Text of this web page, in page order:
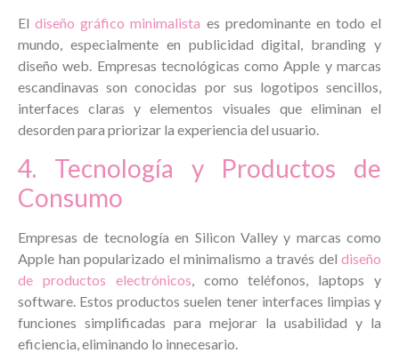
Eldiseño gráfico minimalista es predominante en todo el
mundo, especialmente en publicidad digital, branding y
diseño web. Empresas tecnológicas como Apple y marcas
escandinavas son conocidas por sus logotipos sencillos,
interfaces claras y elementos visuales que eliminan el
desorden para priorizar la experiencia del usuario.
4. Tecnología y Productos de
Consumo
Empresas de tecnología en Silicon Valleyy marcas como
Apple han popularizado el minimalismo a través del diseño
de productos electrónicos , como teléfonos, laptops y
software. Estos productos suelen tener interfaces limpias y
funciones simplificadas para mejorar la usabilidad y la
eficiencia, eliminando lo innecesario.